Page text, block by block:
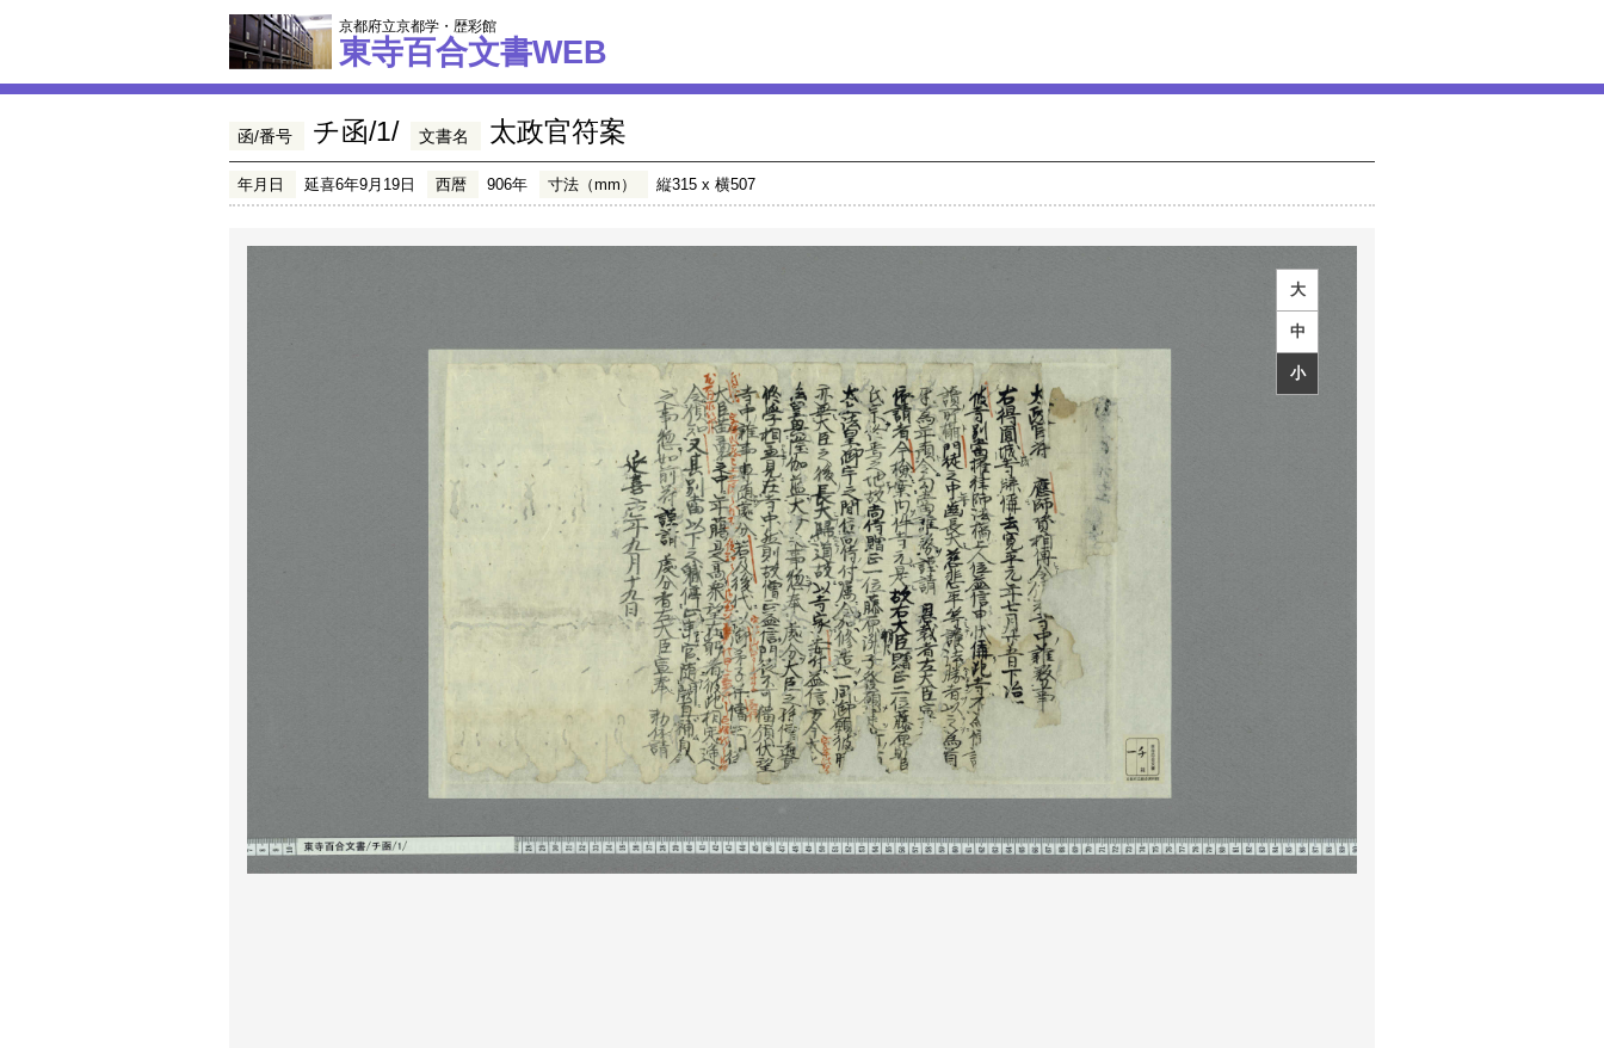
京都府立京都学・歴彩館
東寺百合文書WEB
函/番号 チ函/1/ 文書名 太政官符案
年月日 延喜6年9月19日 西暦 906年 寸法（mm） 縦315 x 横507
大
中
小